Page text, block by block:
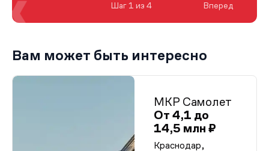
Шаг 1 из 4 Вперед
Вам может быть интересно
МКР Самолет
От 4,1 до
14,5 млн ₽
Краснодар,